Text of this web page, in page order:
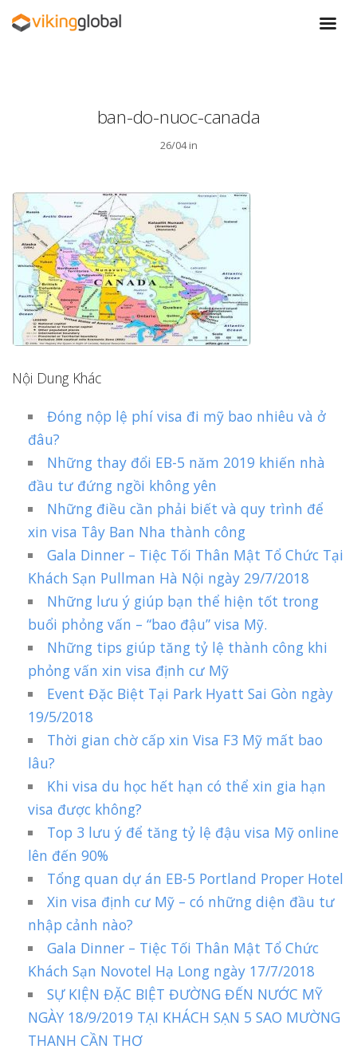
ban-do-nuoc-canada
26/04 in
Nội Dung Khác
Đóng nộp lệ phí visa đi mỹ bao nhiêu và ở
đâu?
Những thay đổi EB-5 năm 2019 khiến nhà
đầu tư đứng ngồi không yên
Những điều cần phải biết và quy trình để
xin visa Tây Ban Nha thành công
Gala Dinner – Tiệc Tối Thân Mật Tổ Chức Tại
Khách Sạn Pullman Hà Nội ngày 29/7/2018
Những lưu ý giúp bạn thể hiện tốt trong
buổi phỏng vấn – “bao đậu” visa Mỹ.
Những tips giúp tăng tỷ lệ thành công khi
phỏng vấn xin visa định cư Mỹ
Event Đặc Biệt Tại Park Hyatt Sai Gòn ngày
19/5/2018
Thời gian chờ cấp xin Visa F3 Mỹ mất bao
lâu?
Khi visa du học hết hạn có thể xin gia hạn
visa được không?
Top 3 lưu ý để tăng tỷ lệ đậu visa Mỹ online
lên đến 90%
Tổng quan dự án EB-5 Portland Proper Hotel
Xin visa định cư Mỹ – có những diện đầu tư
nhập cảnh nào?
Gala Dinner – Tiệc Tối Thân Mật Tổ Chức
Khách Sạn Novotel Hạ Long ngày 17/7/2018
SỰ KIỆN ĐẶC BIỆT ĐƯỜNG ĐẾN NƯỚC MỸ
NGÀY 18/9/2019 TẠI KHÁCH SẠN 5 SAO MƯỜNG
THANH CẦN THƠ